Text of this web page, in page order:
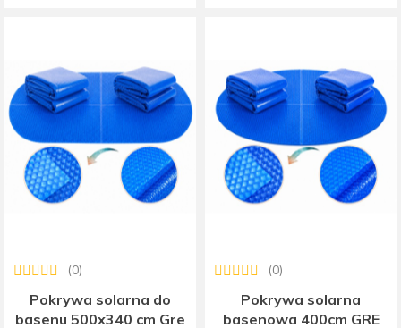
Pokrywa solarna do
basenu 500x340 cm Gre
(0)
Pokrywa solarna
basenowa 400cm GRE
(0)